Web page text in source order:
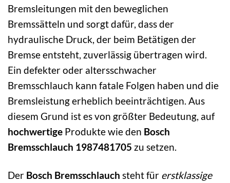
Bremsleitungen mit den beweglichen
Bremssätteln und sorgt dafür, dass der
hydraulische Druck, der beim Betätigen der
Bremse entsteht, zuverlässig übertragen wird.
Ein defekter oder altersschwacher
Bremsschlauch kann fatale Folgen haben und die
Bremsleistung erheblich beeinträchtigen. Aus
diesem Grund ist es von größter Bedeutung, auf
hochwertige Produkte wie den Bosch
Bremsschlauch 1987481705 zu setzen.
Der Bosch Bremsschlauch steht für erstklassige